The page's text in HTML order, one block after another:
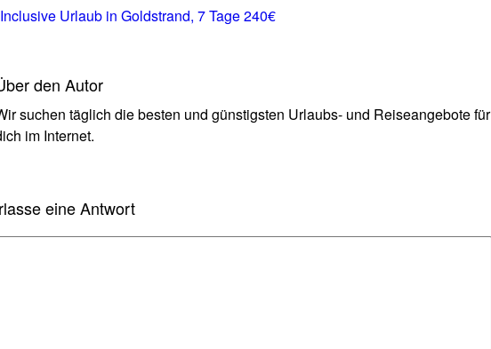
Urlaub in Goldstrand, 7 Tage 240€
den Autor
suchen täglich die besten und günstigsten Urlaubs- und Reiseangebote für
im Internet.
eine Antwort